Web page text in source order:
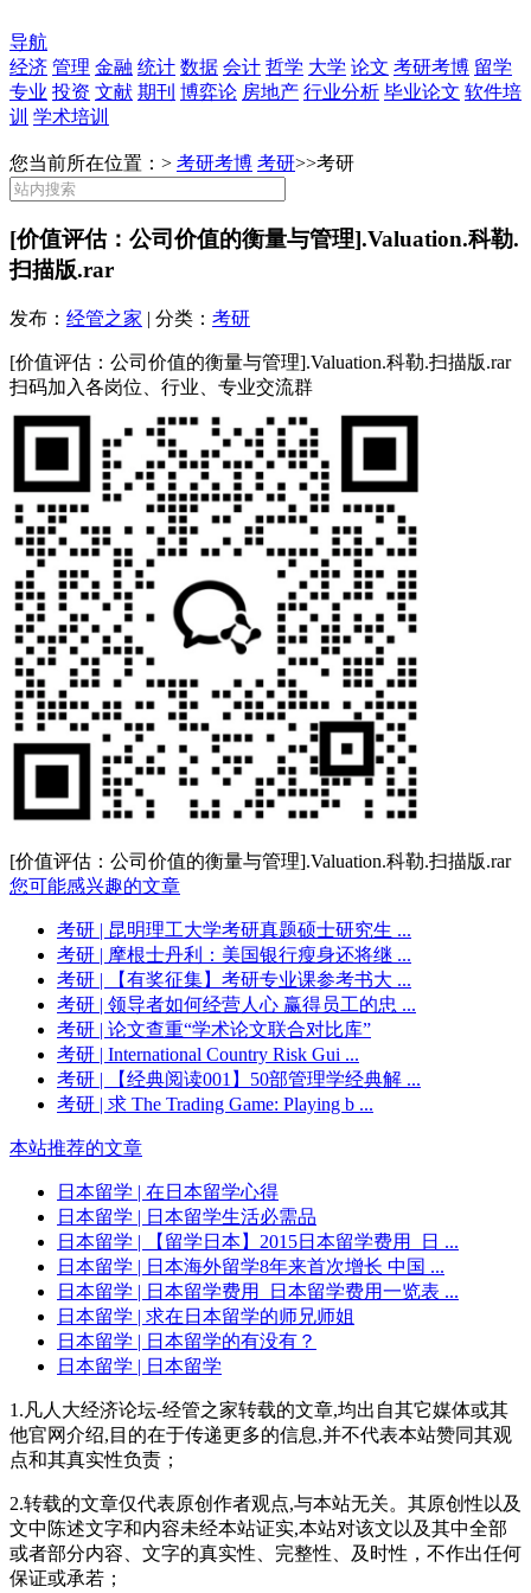
导航
经济 管理 金融 统计 数据 会计 哲学 大学 论文 考研考博 留学
专业 投资 文献 期刊 博弈论 房地产 行业分析 毕业论文 软件培
训 学术培训
您当前所在位置：> 考研考博 考研>>考研
[价值评估：公司价值的衡量与管理].Valuation.科勒.
扫描版.rar
发布： 经管之家 | 分类： 考研
[价值评估：公司价值的衡量与管理].Valuation.科勒.扫描版.rar
扫码加入各岗位、行业、专业交流群
[价值评估：公司价值的衡量与管理].Valuation.科勒.扫描版.rar
您可能感兴趣的文章
考研 | 昆明理工大学考研真题硕士研究生 ...
考研 | 摩根士丹利：美国银行瘦身还将继 ...
考研 | 【有奖征集】考研专业课参考书大 ...
考研 | 领导者如何经营人心 赢得员工的忠 ...
考研 | 论文查重“学术论文联合对比库”
考研 | International Country Risk Gui ...
考研 | 【经典阅读001】50部管理学经典解 ...
考研 | 求 The Trading Game: Playing b ...
本站推荐的文章
日本留学 | 在日本留学心得
日本留学 | 日本留学生活必需品
日本留学 | 【留学日本】2015日本留学费用_日 ...
日本留学 | 日本海外留学8年来首次增长 中国 ...
日本留学 | 日本留学费用_日本留学费用一览表 ...
日本留学 | 求在日本留学的师兄师姐
日本留学 | 日本留学的有没有？
日本留学 | 日本留学
1.凡人大经济论坛-经管之家转载的文章,均出自其它媒体或其
他官网介绍,目的在于传递更多的信息,并不代表本站赞同其观
点和其真实性负责；
2.转载的文章仅代表原创作者观点,与本站无关。其原创性以及
文中陈述文字和内容未经本站证实,本站对该文以及其中全部
或者部分内容、文字的真实性、完整性、及时性，不作出任何
保证或承若；